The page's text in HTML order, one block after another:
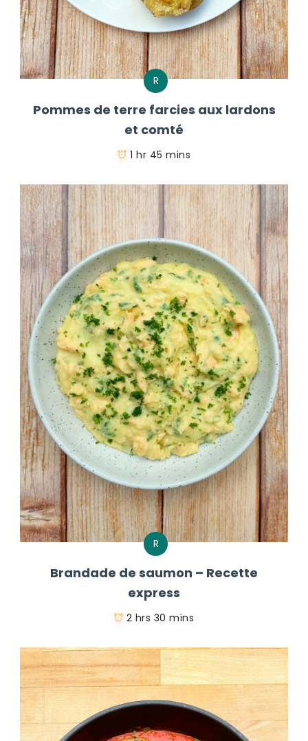
R
Pommes de terre farcies aux lardons
et comté
1 hr 45 mins
R
Brandade de saumon – Recette
express
2 hrs 30 mins